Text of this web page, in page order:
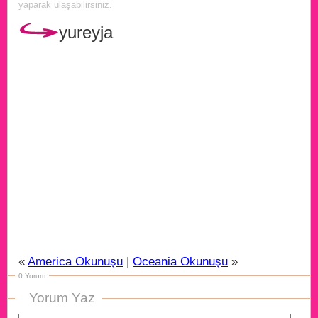
yaparak ulaşabilirsiniz.
yureyja
« America Okunuşu | Oceania Okunuşu »
0 Yorum
Yorum Yaz